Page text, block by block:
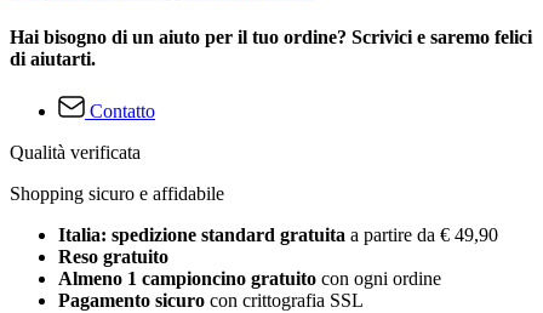
Hai bisogno di un aiuto per il tuo ordine? Scrivici e saremo felici
di aiutarti.
Contatto
Qualità verificata
Shopping sicuro e affidabile
Italia: spedizione standard gratuita a partire da € 49,90
Reso gratuito
Almeno 1 campioncino gratuito con ogni ordine
Pagamento sicuro con crittografia SSL